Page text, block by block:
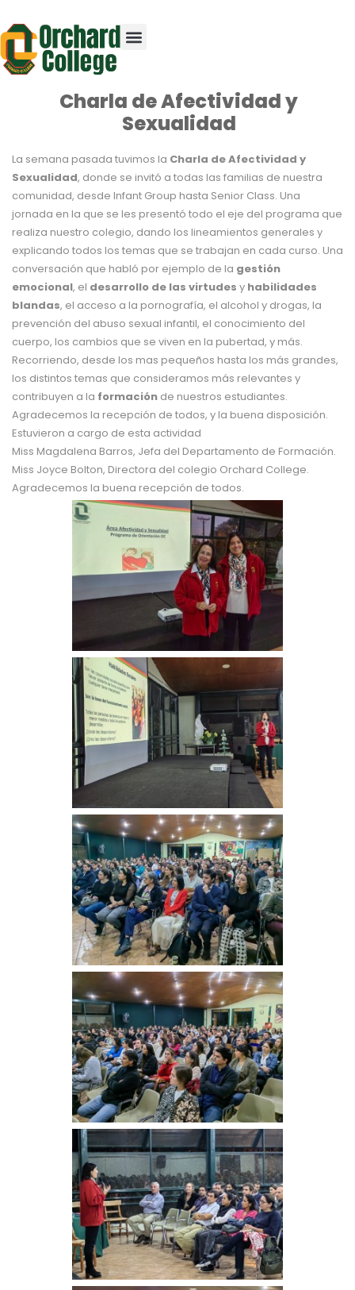
Charla de Afectividad y
Sexualidad
La semana pasada tuvimos la Charla de Afectividad y
Sexualidad, donde se invitó a todas las familias de nuestra
comunidad, desde Infant Group hasta Senior Class. Una
jornada en la que se les presentó todo el eje del programa que
realiza nuestro colegio, dando los lineamientos generales y
explicando todos los temas que se trabajan en cada curso. Una
conversación que habló por ejemplo de la gestión
emocional, el desarrollo de las virtudes y habilidades
blandas, el acceso a la pornografía, el alcohol y drogas, la
prevención del abuso sexual infantil, el conocimiento del
cuerpo, los cambios que se viven en la pubertad, y más.
Recorriendo, desde los mas pequeños hasta los más grandes,
los distintos temas que consideramos más relevantes y
contribuyen a la formación de nuestros estudiantes.
Agradecemos la recepción de todos, y la buena disposición.
Estuvieron a cargo de esta actividad
Miss Magdalena Barros, Jefa del Departamento de Formación.
Miss Joyce Bolton, Directora del colegio Orchard College.
Agradecemos la buena recepción de todos.